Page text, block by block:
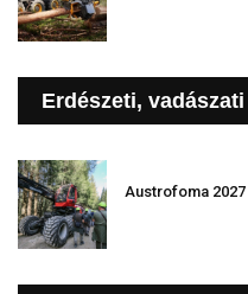
Erdészeti,
Austrofoma 2027